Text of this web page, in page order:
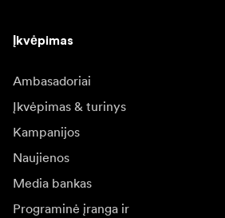
Įkvėpimas
Ambasadoriai
Įkvėpimas & turinys
Kampanijos
Naujienos
Media bankas
Programinė įranga ir